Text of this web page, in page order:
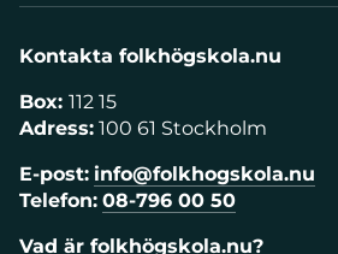
Kontakta folkhögskola.nu
Box: 112 15
Adress: 100 61 Stockholm
E-post: info@folkhogskola.nu
Telefon: 08-796 00 50
Vad är folkhögskola.nu?